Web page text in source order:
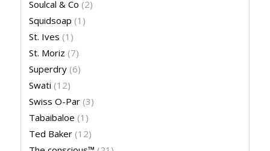
Soulcal & Co (2)
Squidsoap (1)
St. Ives (1)
St. Moriz (7)
Superdry (6)
Swati (12)
Swiss O-Par (3)
Tabaibaloe (1)
Ted Baker (12)